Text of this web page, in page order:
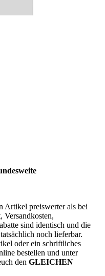
Artikel preiswerter als bei
sind identisch und die
noch lieferbar.
oder ein schriftliches
bestellen und unter
den GLEICHEN